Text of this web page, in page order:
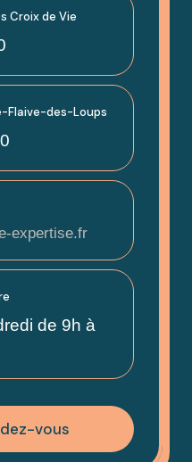
Croix de Vie
Flaive-des-Loups
expertise.fr
de 9h à
vous